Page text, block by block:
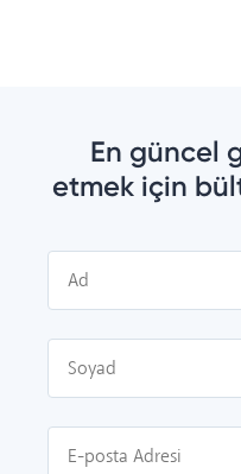
En güncel
etmek için